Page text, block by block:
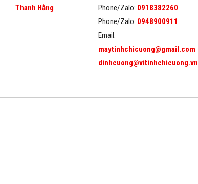
Thanh Hằng
Phone/Zalo: 0918382260
Phone/Zalo: 0948900911
Email:
maytinhchicuong@gmail.com
dinhcuong@vitinhchicuong.vn